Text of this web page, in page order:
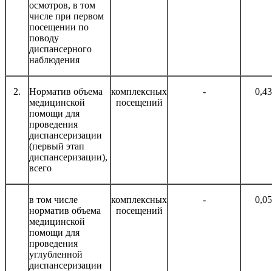
осмотров, в том
числе при первом
посещении по
поводу
диспансерного
наблюдения
2.
Норматив объема
медицинской
помощи для
проведения
диспансеризации
(первый этап
диспансеризации),
всего
комплексных
посещений
-
в том числе
норматив объема
медицинской
помощи для
проведения
углубленной
диспансеризации
комплексных
посещений
-